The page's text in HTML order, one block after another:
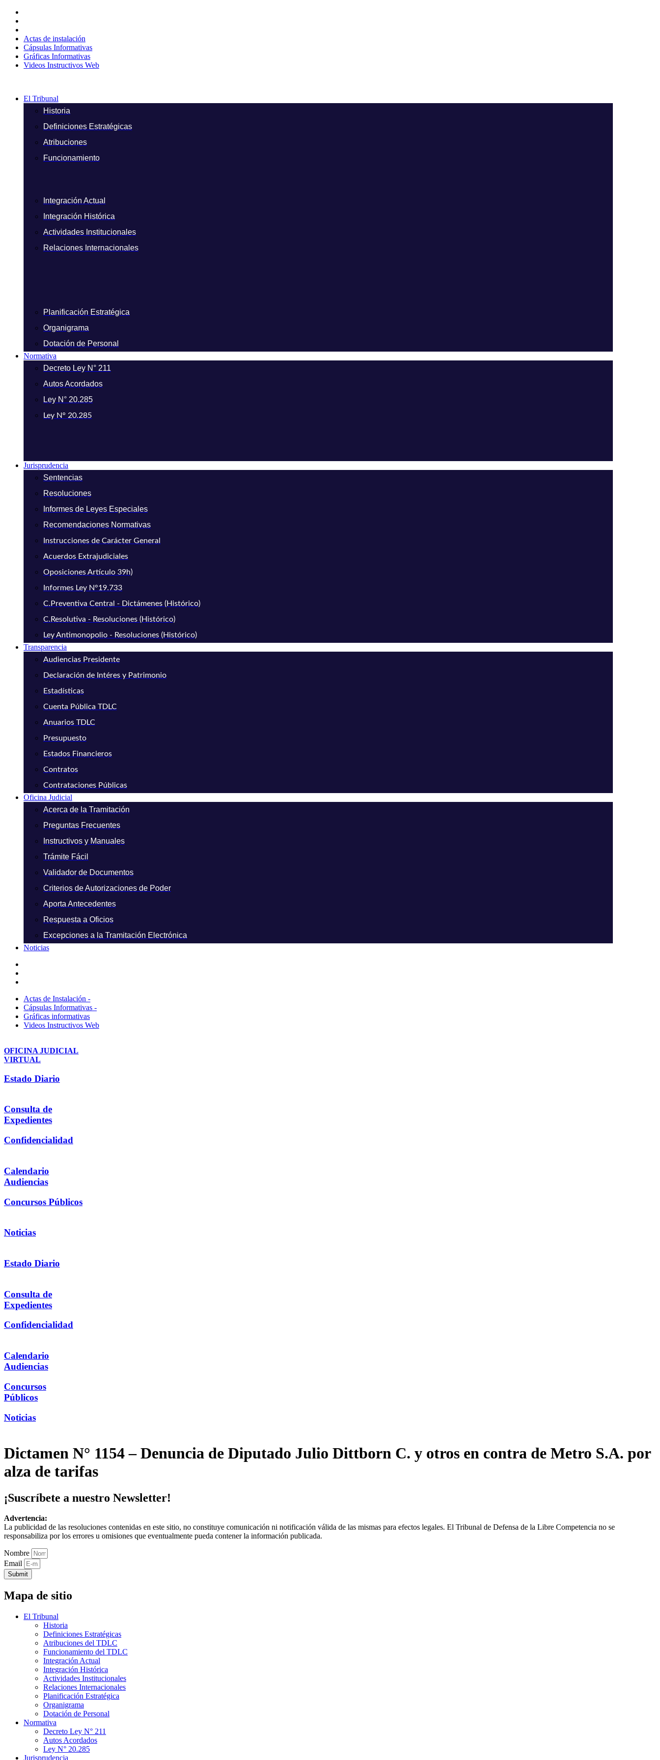
contenido
Actas de instalación
Cápsulas Informativas
Gráficas Informativas
Videos Instructivos Web
El Tribunal
Historia
Definiciones Estratégicas
Atribuciones
Funcionamiento
Integración Actual
Integración Histórica
Actividades Institucionales
Relaciones Internacionales
Planificación Estratégica
Organigrama
Dotación de Personal
Normativa
Decreto Ley N° 211
Autos Acordados
Ley N° 20.285
Ley N° 20.285
Jurisprudencia
Sentencias
Resoluciones
Informes de Leyes Especiales
Recomendaciones Normativas
Instrucciones de Carácter General
Acuerdos Extrajudiciales
Oposiciones Artículo 39h)
Informes Ley N°19.733
C.Preventiva Central - Dictámenes (Histórico)
C.Resolutiva - Resoluciones (Histórico)
Ley Antimonopolio - Resoluciones (Histórico)
Transparencia
Audiencias Presidente
Declaración de Intéres y Patrimonio
Estadísticas
Cuenta Pública TDLC
Anuarios TDLC
Presupuesto
Estados Financieros
Contratos
Contrataciones Públicas
Oficina Judicial
Acerca de la Tramitación
Preguntas Frecuentes
Instructivos y Manuales
Trámite Fácil
Validador de Documentos
Criterios de Autorizaciones de Poder
Aporta Antecedentes
Respuesta a Oficios
Excepciones a la Tramitación Electrónica
Noticias
Actas de Instalación -
Cápsulas Informativas -
Gráficas informativas
Videos Instructivos Web
OFICINA JUDICIAL
VIRTUAL
Estado Diario
Consulta de
Expedientes
Confidencialidad
Calendario
Audiencias
Concursos Públicos
Noticias
Estado Diario
Consulta de
Expedientes
Confidencialidad
Calendario
Audiencias
Concursos
Públicos
Noticias
Dictamen N° 1154 – Denuncia de Diputado Julio Dittborn C. y otros en contra de Metro S.A. por
alza de tarifas
¡Suscríbete a nuestro Newsletter!
Advertencia:
La publicidad de las resoluciones contenidas en este sitio, no constituye comunicación ni notificación válida de las mismas para efectos legales. El Tribunal de Defensa de la Libre Competencia no se
responsabiliza por los errores u omisiones que eventualmente pueda contener la información publicada.
Nombre
Email
Submit
Mapa de sitio
El Tribunal
Historia
Definiciones Estratégicas
Atribuciones del TDLC
Funcionamiento del TDLC
Integración Actual
Integración Histórica
Actividades Institucionales
Relaciones Internacionales
Planificación Estratégica
Organigrama
Dotación de Personal
Normativa
Decreto Ley N° 211
Autos Acordados
Ley N° 20.285
Jurisprudencia